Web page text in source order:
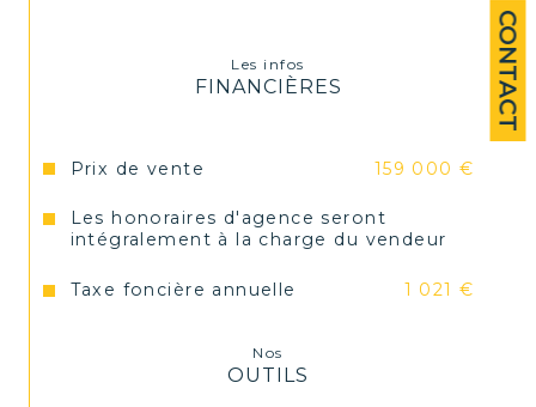
CONTACT
Les infos
FINANCIÈRES
Prix de vente 159 000 €
Les honoraires d'agence seront
intégralement à la charge du vendeur
Taxe foncière annuelle 1 021 €
Nos
OUTILS